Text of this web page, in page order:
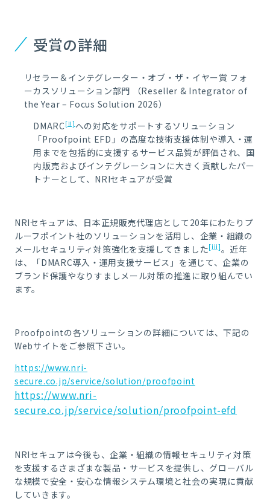
受賞の詳細
リセラー＆インテグレーター・オブ・ザ・イヤー賞 フォ
ーカスソリューション部門
（Reseller & Integrator of
the Year – Focus Solution 2026）
DMARC[ii]への対応をサポートするソリューション
「Proofpoint EFD 」の高度な技術支援体制や導入・運
用までを包括的に支援するサービス品質が評価され、国
内販売およびインテグレーションに大きく貢献したパー
トナーとして、 NRIセキュアが受賞
NRIセキュアは、日本正規販売代理店として 20年にわたりプ
ルーフポイント社のソリューションを活用し、企業・組織の
メールセキュリティ対策強化を支援してきました[iii]。近年
は、「DMARC導入・運用支援サービス」を通じて、企業の
ブランド保護やなりすましメール対策の推進に取り組んでい
ます。
Proofpointの各ソリューションの詳細については、下記の
Webサイトをご参照下さい。
https://www.nri-
secure.co.jp/service/solution/proofpoint
https://www.nri-
secure.co.jp/service/solution/proofpoint-efd
NRIセキュアは今後も、企業・組織の情報セキュリティ対策
を支援するさまざまな製品・サービスを提供し、グローバル
な規模で安全・安心な情報システム環境と社会の実現に貢献
していきます。